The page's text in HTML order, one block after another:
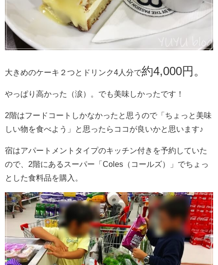
大きめのケーキ２つとドリンク4人分で約4,000円。
やっぱり高かった（涙）。でも美味しかったです！
2階はフードコートしかなかったと思うので「ちょっと美味
しい物を食べよう」と思ったらココが良いかと思います♪
宿はアパートメントタイプのキッチン付きを予約していた
ので、2階にあるスーパー「Coles（コールズ）」でちょっ
とした食料品を購入。